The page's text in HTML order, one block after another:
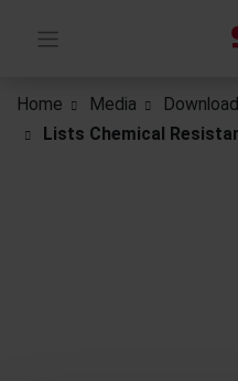
Home Media
Lists Chemical